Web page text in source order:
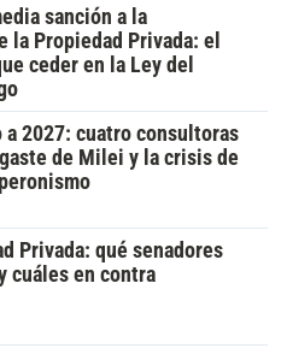
sanción a la
la Propiedad Privada: el
ceder en la Ley del
a 2027: cuatro consultoras
de Milei y la crisis de
Privada: qué senadores
cuáles en contra